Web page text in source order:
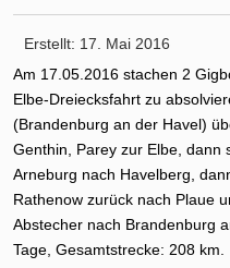
Erstellt: 17. Mai 2016
Am 17.05.2016 stachen 2
Elbe-Dreiecksfahrt zu
(Brandenburg an der Havel)
Genthin, Parey zur Elbe, dann
Arneburg nach Havelberg,
Rathenow zurück nach Plaue
Abstecher nach Brandenburg
Tage, Gesamtstrecke: 208 km.